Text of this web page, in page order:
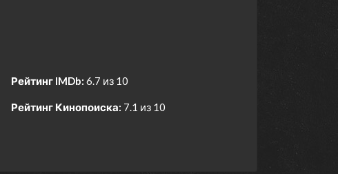
Рейтинг IMDb: 6.7 из 10
Рейтинг Кинопоиска: 7.1 из 10